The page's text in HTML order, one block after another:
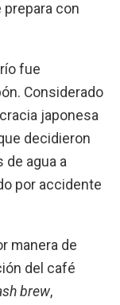
prepara con
fue
Considerado
japonesa
decidieron
agua a
por accidente
manera de
del café
brew,